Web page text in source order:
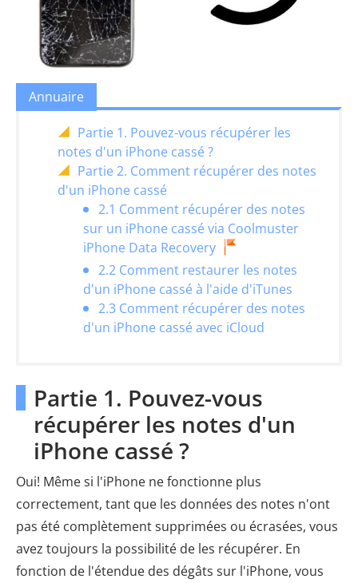
Annuaire
Partie 1. Pouvez-vous récupérer les
notes d'un iPhone cassé ?
Partie 2. Comment récupérer des notes
d'un iPhone cassé
2.1 Comment récupérer des notes
sur un iPhone cassé via Coolmuster
iPhone Data Recovery
2.2 Comment restaurer les notes
d'un iPhone cassé à l'aide d'iTunes
2.3 Comment récupérer des notes
d'un iPhone cassé avec iCloud
Partie 1. Pouvez-vous
récupérer les notes d'un
iPhone cassé ?
Oui! Même si l'iPhone ne fonctionne plus
correctement, tant que les données des notes n'ont
pas été complètement supprimées ou écrasées, vous
avez toujours la possibilité de les récupérer. En
fonction de l'étendue des dégâts sur l'iPhone, vous